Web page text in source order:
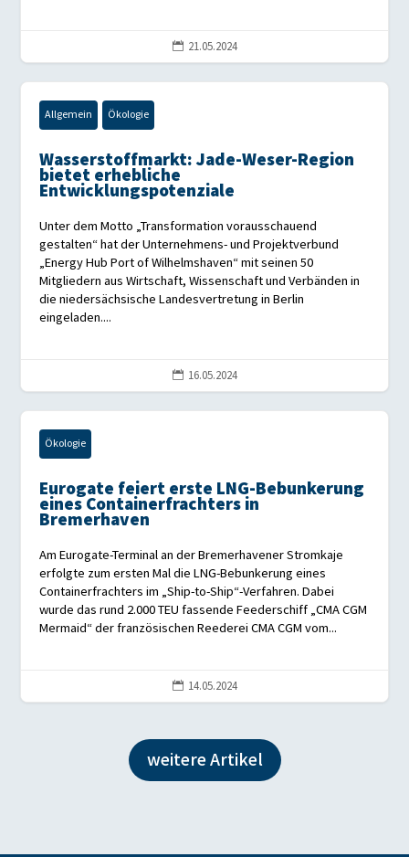
 21.05.2024
Allgemein Ökologie
Wasserstoffmarkt: Jade-Weser-Region
bietet erhebliche
Entwicklungspotenziale
Unter dem Motto „Transformation vorausschauend
gestalten“ hat der Unternehmens- und Projektverbund
„Energy Hub Port of Wilhelmshaven“ mit seinen 50
Mitgliedern aus Wirtschaft, Wissenschaft und Verbänden in
die niedersächsische Landesvertretung in Berlin
eingeladen....
 16.05.2024
Ökologie
Eurogate feiert erste LNG-Bebunkerung
eines Containerfrachters in
Bremerhaven
Am Eurogate-Terminal an der Bremerhavener Stromkaje
erfolgte zum ersten Mal die LNG-Bebunkerung eines
Containerfrachters im „Ship-to-Ship“-Verfahren. Dabei
wurde das rund 2.000 TEU fassende Feederschiff „CMA CGM
Mermaid“ der französischen Reederei CMA CGM vom...
 14.05.2024
weitere Artikel